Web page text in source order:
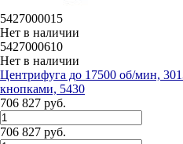
5427000015
Нет в наличии
5427000610
Нет в наличии
Центрифуга до 17500 об/мин,
кнопками, 5430
706 827 руб.
706 827 руб.